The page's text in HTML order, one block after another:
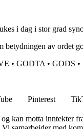
i dag i stor grad
av ordet
• GODTA • GODS •
Pinterest
kan motta inntekter